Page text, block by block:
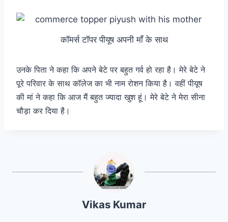
कॉमर्स टॉपर पीयूष अपनी माँ के साथ
उनके पिता ने कहा कि अपने बेटे पर बहुत गर्व हो रहा है। मेरे बेटे ने
पूरे परिवार के साथ कॉलेज का भी नाम रोशन किया है। वहीं पीयूष
की मां ने कहा कि आज मैं बहुत ज्यादा खुश हूं। मेरे बेटे ने मेरा सीना
चौड़ा कर दिया है।
Vikas Kumar